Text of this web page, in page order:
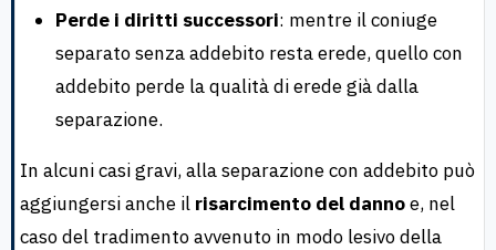
Perde i diritti successori: mentre il coniuge
separato senza addebito resta erede, quello con
addebito perde la qualità di erede già dalla
separazione.
In alcuni casi gravi, alla separazione con addebito può
aggiungersi anche il risarcimento del dannoe, nel
caso del tradimento avvenuto in modo lesivo della